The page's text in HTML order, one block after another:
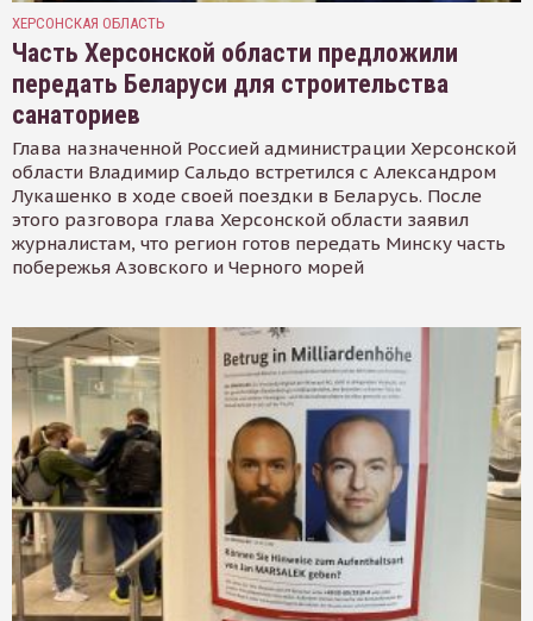
ХЕРСОНСКАЯ ОБЛАСТЬ
Часть Херсонской области предложили
передать Беларуси для строительства
санаториев
Глава назначенной Россией администрации Херсонской
области Владимир Сальдо встретился с Александром
Лукашенко в ходе своей поездки в Беларусь. После
этого разговора глава Херсонской области заявил
журналистам, что регион готов передать Минску часть
побережья Азовского и Черного морей